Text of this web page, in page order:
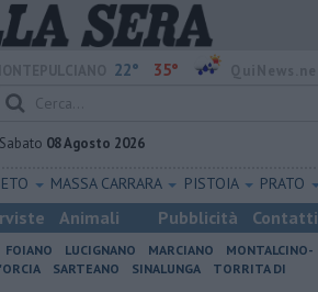
22° 35°
Sabato 08 Agosto 2026
MASSA CARRARA PISTOIA PRATO
Animali Pubblicità Contatti
FOIANO LUCIGNANO MARCIANO
MONTALCINO-
SARTEANO SINALUNGA
TORRITA DI